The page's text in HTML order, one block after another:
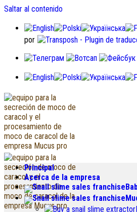
Saltar al contenido
por
Principal
Acerca de la empresa